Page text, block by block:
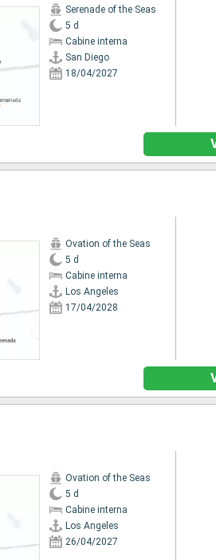
Serenade of the Seas
5 d
Cabine interna
San Diego
18/04/2027
Ovation of the Seas
5 d
Cabine interna
Los Angeles
17/04/2028
Ovation of the Seas
5 d
Cabine interna
Los Angeles
26/04/2027